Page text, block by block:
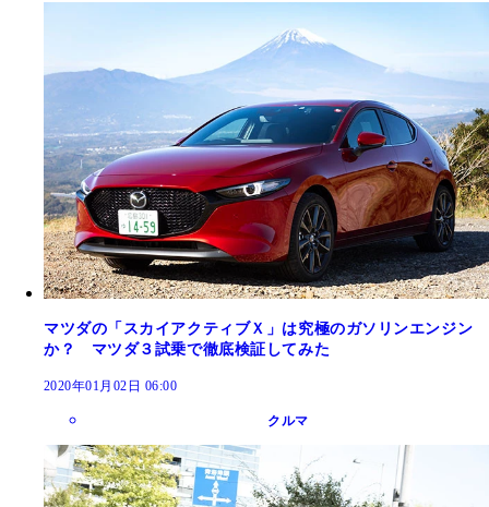
マツダの「スカイアクティブＸ」は究極のガソリンエンジン
か？ マツダ３試乗で徹底検証してみた
2020年01月02日 06:00
クルマ